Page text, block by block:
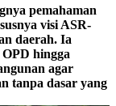
pemahaman
visi ASR-
daerah. Ia
hingga
agar
tanpa dasar yang